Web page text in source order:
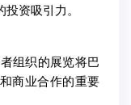
资吸引力。
组织的展览将巴
商业合作的重要